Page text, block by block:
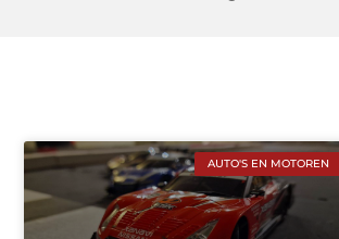
AUTO'S EN MOTOREN